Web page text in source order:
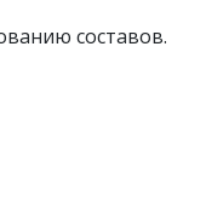
составов.